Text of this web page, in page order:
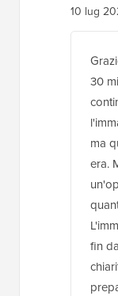
10 lug
30
ma
era.
fin